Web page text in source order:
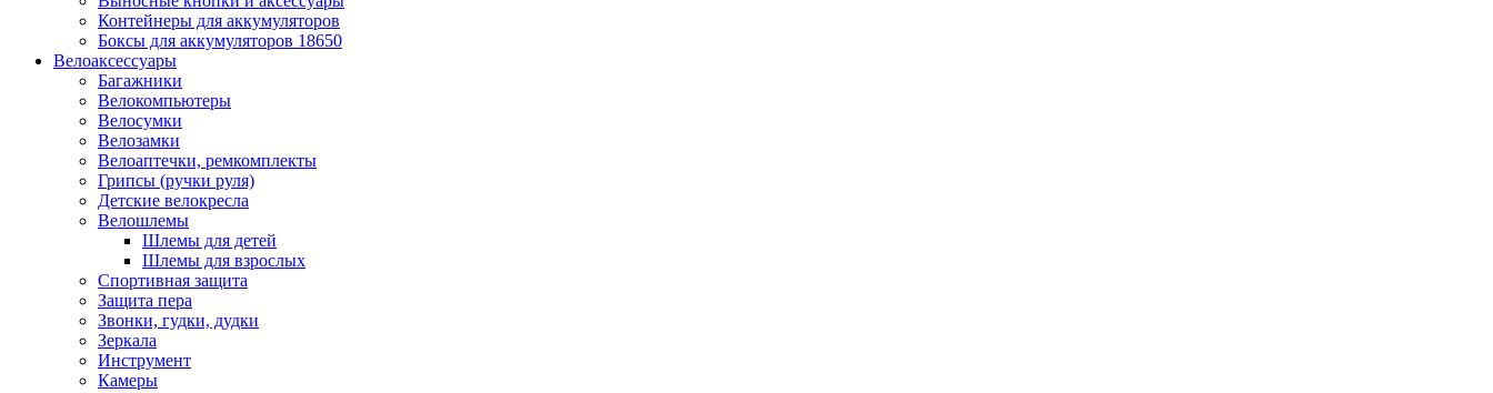
Контейнеры для аккумуляторов
Боксы для аккумуляторов 18650
Велоаксессуары
Багажники
Велокомпьютеры
Велосумки
Велозамки
Велоаптечки, ремкомплекты
Грипсы (ручки руля)
Детские велокресла
Велошлемы
Шлемы для детей
Шлемы для взрослых
Спортивная защита
Защита пера
Звонки, гудки, дудки
Зеркала
Инструмент
Камеры